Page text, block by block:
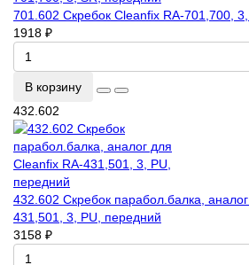
701.602 Скребок Cleanfix RA-701,700,
1918 ₽
В корзину
432.602
432.602 Скребок парабол.балка,
431,501, 3, PU, передний
3158 ₽